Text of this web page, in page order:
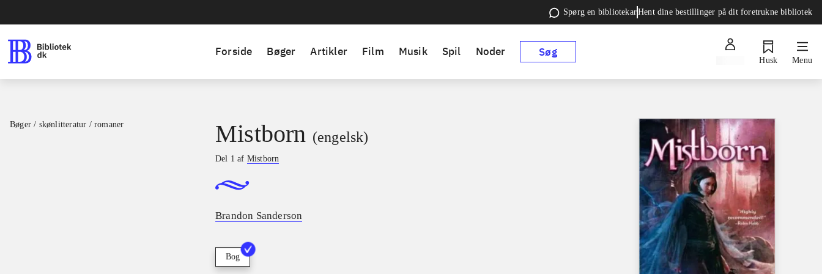
Spørg en bibliotekarHent dine bestillinger på dit foretrukne bibliotek
Forside Bøger Artikler Film Musik Spil Noder Søg
Husk Menu
Bøger / skønlitteratur / romaner Mistborn (engelsk)
Del 1 af Mistborn
Brandon Sanderson
Bog